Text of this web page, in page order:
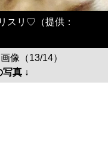
スリ♡（提供：
像（13/14）
真 ↓